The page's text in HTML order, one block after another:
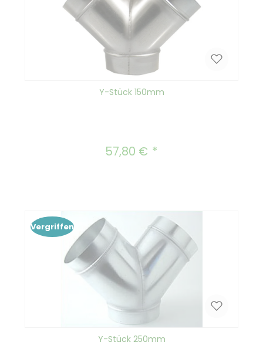
Y-Stück 150mm
Regulärer Preis:
57,80 €
Vergriffen
Y-Stück 250mm